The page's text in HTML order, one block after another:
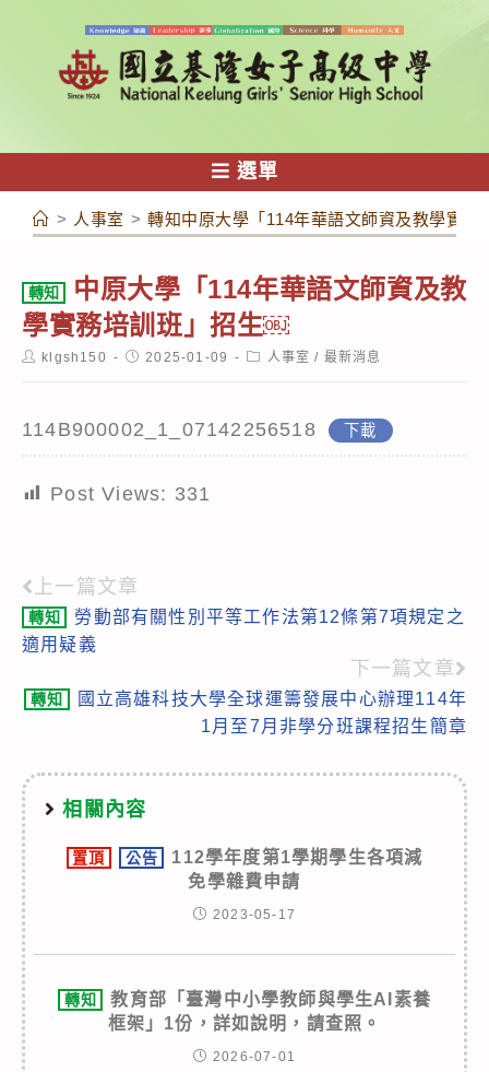
容
選單
> 人事室 > 轉知中原大學「114年華語文師資及教學實
轉知
中原大學「114年華語文師資及教
學實務培訓班」招生￼
Postklgsh150
Post2025-01-09
Post人事室 / 最新消息
114B900002_1_07142256518 下載
Post Views: 331
Read
more
上一篇文章
轉知
勞動部有關性別平等工作法第12條第7項規定之
適用疑義
下一篇文章
轉知
國立高雄科技大學全球運籌發展中心辦理114年
1月至7月非學分班課程招生簡章
相關內容
置頂 公告
112學年度第1學期學生各項減
免學雜費申請
2023-05-17
轉知
教育部「臺灣中小學教師與學生AI素養
框架」1份，詳如說明，請查照。
2026-07-01